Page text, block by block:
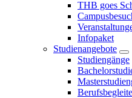
THB goes
Infopaket
Studienangebote
Studiengänge